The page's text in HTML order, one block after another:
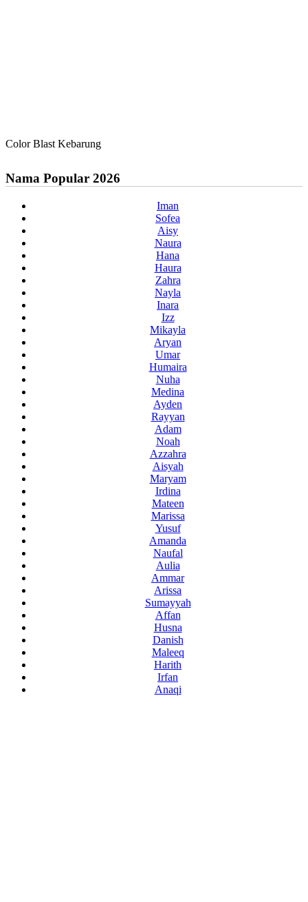
Color Blast Kebarung
Nama Popular 2026
Iman
Sofea
Aisy
Naura
Hana
Haura
Zahra
Nayla
Inara
Izz
Mikayla
Aryan
Umar
Humaira
Nuha
Medina
Ayden
Rayyan
Adam
Noah
Azzahra
Aisyah
Maryam
Irdina
Mateen
Marissa
Yusuf
Amanda
Naufal
Aulia
Ammar
Arissa
Sumayyah
Affan
Husna
Danish
Maleeq
Harith
Irfan
Anaqi